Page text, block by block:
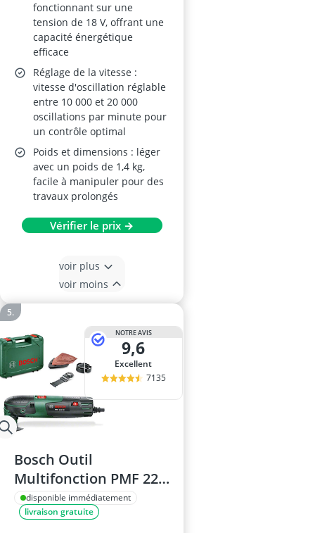
fonctionnant sur une
tension de 18 V, offrant une
capacité énergétique
efficace
Réglage de la vitesse :
vitesse d'oscillation réglable
entre 10 000 et 20 000
oscillations par minute pour
un contrôle optimal
Poids et dimensions : léger
avec un poids de 1,4 kg,
facile à manipuler pour des
travaux prolongés
Vérifier le prix →
voir plus
voir moins
NOTRE AVIS
9,6
Excellent
7135
Bosch Outil
Multifonction PMF 220
CEdisponible immédiatement
livraison gratuite